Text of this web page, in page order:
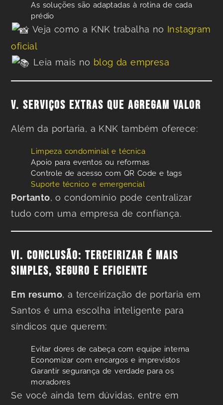
As soluções são adaptadas à rotina de cada
prédio
Veja como a KNK trabalha no Instagram
oficial
Leia mais no blog da empresa
V. SERVIÇOS EXTRAS QUE AGREGAM VALOR
Além da portaria, a KNK também oferece:
Limpeza condominial e técnica
Apoio para eventos ou reformas
Controle de acesso com QR Code e tags
Suporte técnico e emergencial
Portanto, o condomínio pode centralizar
tudo com uma empresa de confiança.
VI. CONCLUSÃO: TERCEIRIZAR É MAIS
SIMPLES, SEGURO E EFICIENTE
Em resumo, a terceirização de portaria em
Santos é uma escolha inteligente para
síndicos que querem:
Evitar dores de cabeça com equipe interna
Economizar com encargos e imprevistos
Garantir segurança de verdade para os
moradores
Se você ainda tem dúvidas, entre em